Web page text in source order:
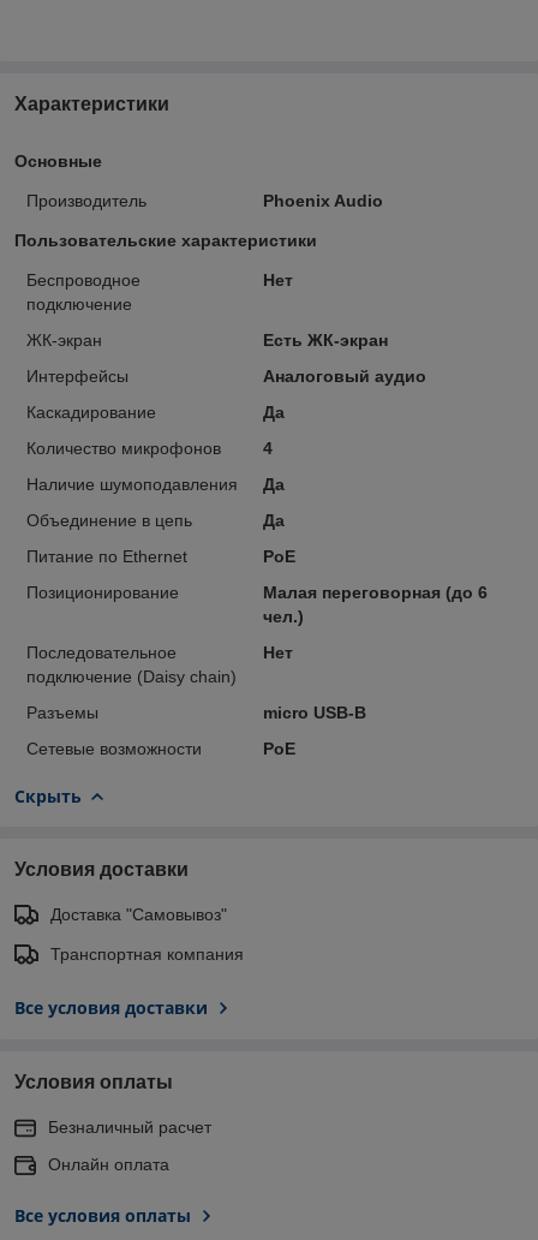
Характеристики
Основные
Производитель Phoenix Audio
Пользовательские характеристики
Беспроводное
подключение
Нет
ЖК-экран
Есть ЖК-экран
Интерфейсы
Аналоговый аудио
Каскадирование
Да
Количество микрофонов
4
Наличие шумоподавления
Да
Объединение в цепь
Да
Питание по Ethernet
PoE
Позиционирование
Малая переговорная (до 6
чел.)
Последовательное
подключение (Daisy chain)
Нет
Разъемы
micro USB-B
Сетевые возможности
PoE
Скрыть
Условия доставки
Доставка "Самовывоз"
Транспортная компания
Все условия доставки
Условия оплаты
Безналичный расчет
Онлайн оплата
Все условия оплаты